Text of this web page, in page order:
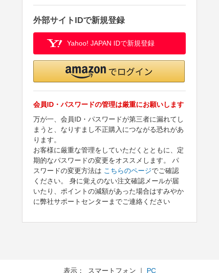
外部サイトIDで新規登録
Yahoo! JAPAN IDで新規登録
会員ID・パスワードの管理は厳重にお願いします
万が一、会員ID・パスワードが第三者に漏れてし
まうと、なりすまし不正購入につながる恐れがあ
ります。
お客様に厳重な管理をしていただくとともに、定
期的なパスワードの変更をオススメします。 パ
スワードの変更方法は こちらのページでご確認
ください。 身に覚えのない注文確認メールが届
いたり、ポイントの減額があった場合はすみやか
に弊社サポートセンターまでご連絡ください
表示： スマートフォン ｜ PC